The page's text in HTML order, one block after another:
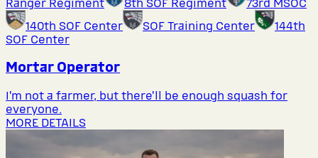
Ranger Regiment
8th SOF Regiment
73rd MSOC
140th SOF Center
SOF Training Center
144th
SOF Center
Mortar Operator
I’m not a farmer, but there’ll be enough squash for
everyone.
MORE DETAILS